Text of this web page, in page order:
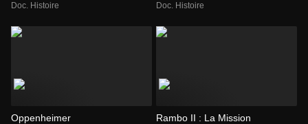
Doc. Histoire Doc. Histoire
Oppenheimer Rambo II : La Mission